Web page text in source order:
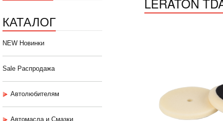
КАТАЛОГ
NEW Новинки
Sale Распродажа
Автолюбителям
Автомасла и Смазки